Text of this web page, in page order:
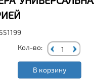
Кол-во:
В корзину